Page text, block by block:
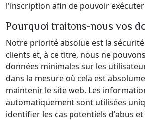
l'inscription afin de pouvoir
Pourquoi traitons-nous vos
Notre priorité absolue est la
clients et, à ce titre, nous ne
données minimales sur les
dans la mesure où cela est
maintenir le site web. Les
automatiquement sont utilisées
identifier les cas potentiels d'abus